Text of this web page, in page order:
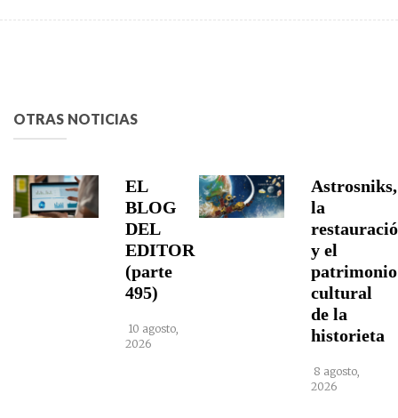
OTRAS NOTICIAS
EL
BLOG
DEL
EDITOR
(parte
495)
10 agosto,
2026
Astrosniks,
la
y el
patrimonio
cultural
de la
historieta
8 agosto,
2026